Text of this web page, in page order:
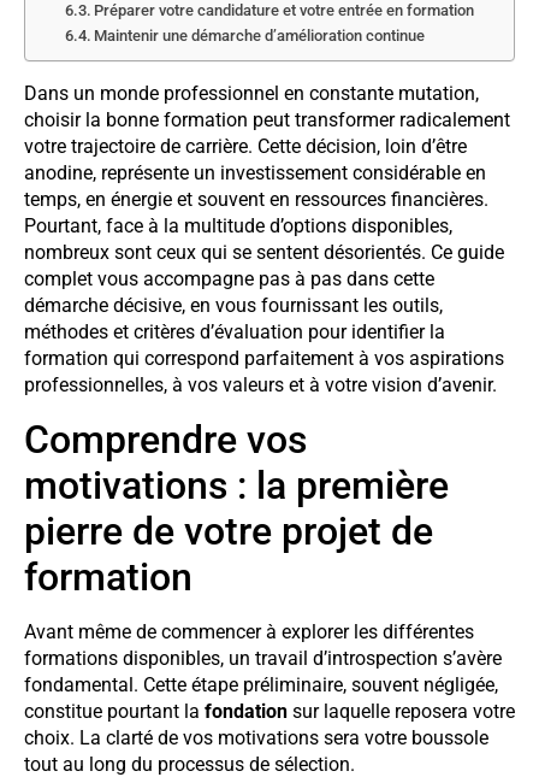
Préparer votre candidature et votre entrée en formation
Maintenir une démarche d’amélioration continue
Dans un monde professionnel en constante mutation,
choisir la bonne formation peut transformer radicalement
votre trajectoire de carrière. Cette décision, loin d’être
anodine, représente un investissement considérable en
temps, en énergie et souvent en ressources financières.
Pourtant, face à la multitude d’options disponibles,
nombreux sont ceux qui se sentent désorientés. Ce guide
complet vous accompagne pas à pas dans cette
démarche décisive, en vous fournissant les outils,
méthodes et critères d’évaluation pour identifier la
formation qui correspond parfaitement à vos aspirations
professionnelles, à vos valeurs et à votre vision d’avenir.
Comprendre vos
motivations : la première
pierre de votre projet de
formation
Avant même de commencer à explorer les différentes
formations disponibles, un travail d’introspection s’avère
fondamental. Cette étape préliminaire, souvent négligée,
constitue pourtant la fondation sur laquelle reposera votre
choix. La clarté de vos motivations sera votre boussole
tout au long du processus de sélection.